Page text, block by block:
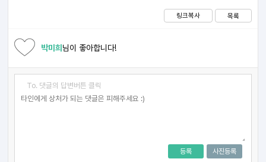
링크복사 목록
박미희 님이 좋아합니다!
To. 댓글의 답변버튼 클릭
사진등록
등록